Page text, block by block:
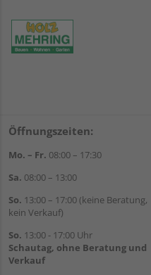
Öffnungszeiten:
Mo. – Fr. 08:00 – 17:30
Sa. 08:00 – 13:00
So. 13:00 – 17:00 (keine Beratung,
kein Verkauf)
So. 13:00 - 17:00 Uhr
Schautag, ohne Beratung und
Verkauf